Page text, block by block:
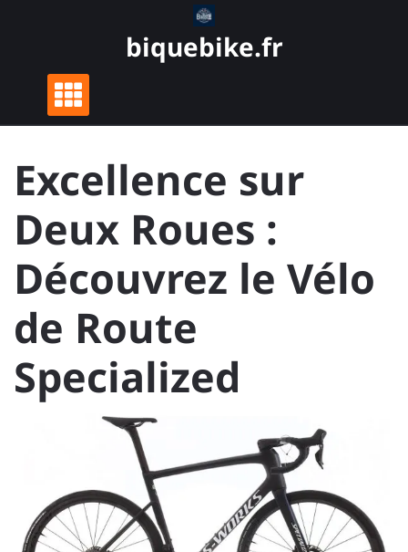
biquebike.fr
Excellence sur
Deux Roues :
Découvrez le Vélo
de Route
Specialized